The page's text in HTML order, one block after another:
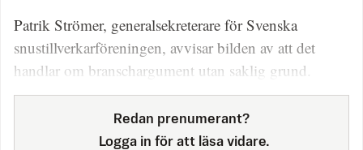
Patrik Strömer, generalsekreterare för Svenska
snustillverkarföreningen, avvisar bilden av att det
handlar om branschargument utan saklig grund.
Redan prenumerant?
Logga in för att läsa vidare.